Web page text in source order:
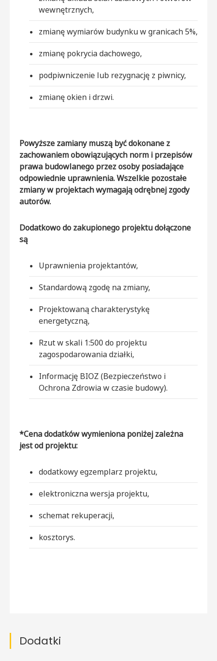
wewnętrznych,
zmianę wymiarów budynku w granicach 5%,
zmianę pokrycia dachowego,
podpiwniczenie lub rezygnację z piwnicy,
zmianę okien i drzwi.
Powyższe zamiany muszą być dokonane z
zachowaniem obowiązujących norm i przepisów
prawa budowlanego przez osoby posiadające
odpowiednie uprawnienia. Wszelkie pozostałe
zmiany w projektach wymagają odrębnej zgody
autorów.
Dodatkowo do zakupionego projektu dołączone
są
Uprawnienia projektantów,
Standardową zgodę na zmiany,
Projektowaną charakterystykę
energetyczną,
Rzut w skali 1:500 do projektu
zagospodarowania działki,
Informację BIOZ (Bezpieczeństwo i
Ochrona Zdrowia w czasie budowy).
*Cena dodatków wymieniona poniżej zależna
jest od projektu:
dodatkowy egzemplarz projektu,
elektroniczna wersja projektu,
schemat rekuperacji,
kosztorys.
Dodatki